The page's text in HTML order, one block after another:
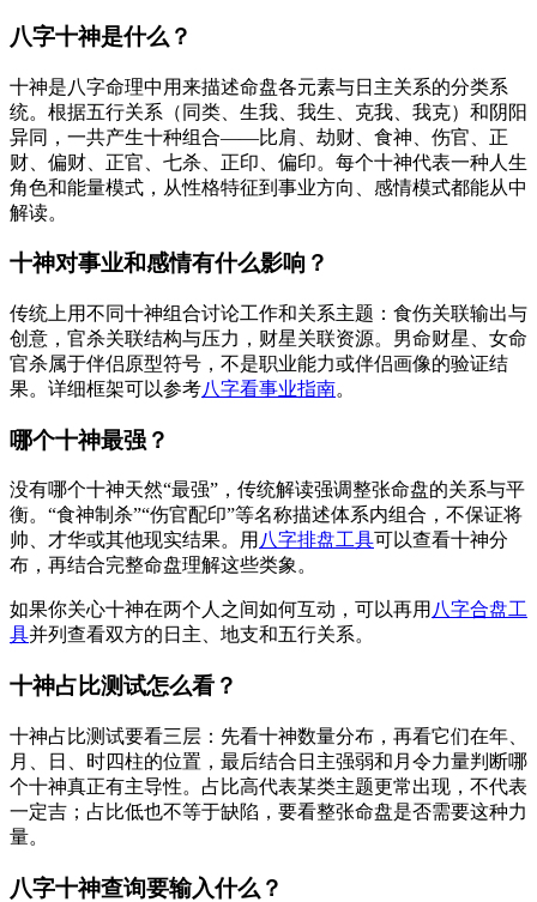
八字十神是什么？
十神是八字命理中用来描述命盘各元素与日主关系的分类系
统。根据五行关系（同类、生我、我生、克我、我克）和阴阳
异同，一共产生十种组合——比肩、劫财、食神、伤官、正
财、偏财、正官、七杀、正印、偏印。每个十神代表一种人生
角色和能量模式，从性格特征到事业方向、感情模式都能从中
解读。
十神对事业和感情有什么影响？
传统上用不同十神组合讨论工作和关系主题：食伤关联输出与
创意，官杀关联结构与压力，财星关联资源。男命财星、女命
官杀属于伴侣原型符号，不是职业能力或伴侣画像的验证结
果。详细框架可以参考八字看事业指南。
哪个十神最强？
没有哪个十神天然“最强”，传统解读强调整张命盘的关系与平
衡。“食神制杀”“伤官配印”等名称描述体系内组合，不保证将
帅、才华或其他现实结果。用 八字排盘工具可以查看十神分
布，再结合完整命盘理解这些类象。
如果你关心十神在两个人之间如何互动，可以再用 八字合盘工
具并列查看双方的日主、地支和五行关系。
十神占比测试怎么看？
十神占比测试要看三层：先看十神数量分布，再看它们在年、
月、日、时四柱的位置，最后结合日主强弱和月令力量判断哪
个十神真正有主导性。占比高代表某类主题更常出现，不代表
一定吉；占比低也不等于缺陷，要看整张命盘是否需要这种力
量。
八字十神查询要输入什么？